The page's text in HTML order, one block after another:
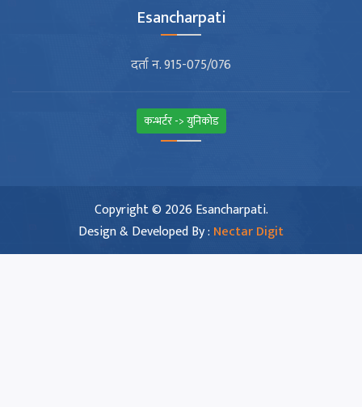
Esancharpati
दर्ता न. 915-075/076
कन्भर्टर -> युनिकोड
Copyright © 2026 Esancharpati.
Design & Developed By : Nectar Digit